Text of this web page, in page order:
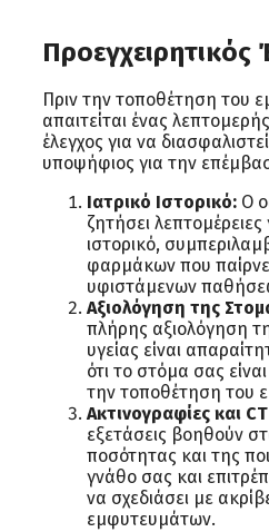
Προεγχειρητικός
Πριν την τοποθέτηση του
απαιτείται ένας
έλεγχος για να
υποψήφιος για την
Ιατρικό Ιστορικό: Ο
ζητήσει λεπτομέρειες
ιστορικό,
φαρμάκων που
υφιστάμενων
Αξιολόγηση της
πλήρης αξιολόγηση
υγείας είναι
ότι το στόμα σας είναι
την τοποθέτηση του
Ακτινογραφίες και
εξετάσεις βοηθούν
ποσότητας και της
γνάθο σας και
να σχεδιάσει με
εμφυτευμάτων.